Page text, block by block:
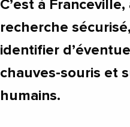
C’est à
recherche
identifier
chauves-souris et
humains.